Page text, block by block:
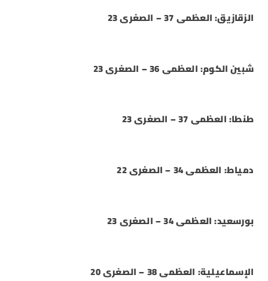
الزقازيق: العظمى 37 – الصغرى 23
شبين الكوم: العظمى 36 – الصغرى 23
طنطا: العظمى 37 – الصغرى 23
دمياط: العظمى 34 – الصغرى 22
بورسعيد: العظمى 34 – الصغرى 23
الإسماعيلية: العظمى 38 – الصغرى 20